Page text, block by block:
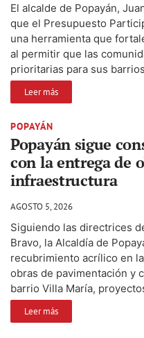
El alcalde de Popayán,
que el Presupuesto
una herramienta que
al permitir que las
prioritarias para sus
Leer más
POPAYÁN
Popayán sigue
con la entrega de
infraestructura
AGOSTO 5, 2026
Siguiendo las directrices
Bravo, la Alcaldía de
recubrimiento acrílico en
obras de pavimentación y
barrio Villa María,
Leer más